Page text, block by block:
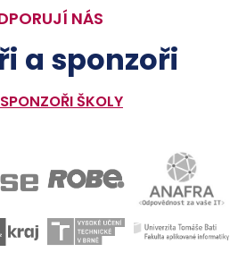
NÁS
a sponzoři
ŠKOLY